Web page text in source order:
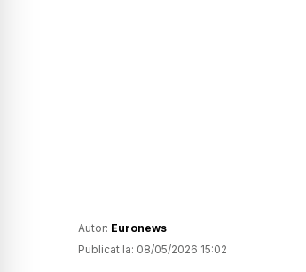
Autor: Euronews
Publicat la: 08/05/2026 15:02